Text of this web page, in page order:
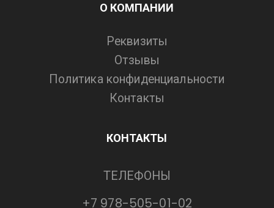
О КОМПАНИИ
Реквизиты
Отзывы
Политика конфиденциальности
Контакты
КОНТАКТЫ
ТЕЛЕФОНЫ
+7 978-505-01-02